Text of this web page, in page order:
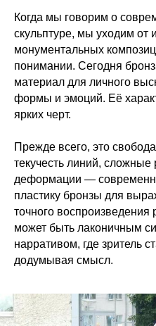
Когда мы говорим о
скульптуре, мы уходим от
монументальных
понимании. Сегодня
материал для личного
формы и эмоций. Её
ярких черт.
Прежде всего, это
текучесть линий,
деформации —
пластику бронзы для
точного воспроизведения
может быть лаконичным
нарративом, где зритель
додумывая смысл.